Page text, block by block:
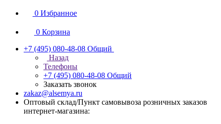
0 Избранное
0 Корзина
+7 (495) 080-48-08 Общий
Назад
Телефоны
+7 (495) 080-48-08 Общий
Заказать звонок
zakaz@alsemya.ru
Оптовый склад/Пункт самовывоза розничных заказов
интернет-магазина: